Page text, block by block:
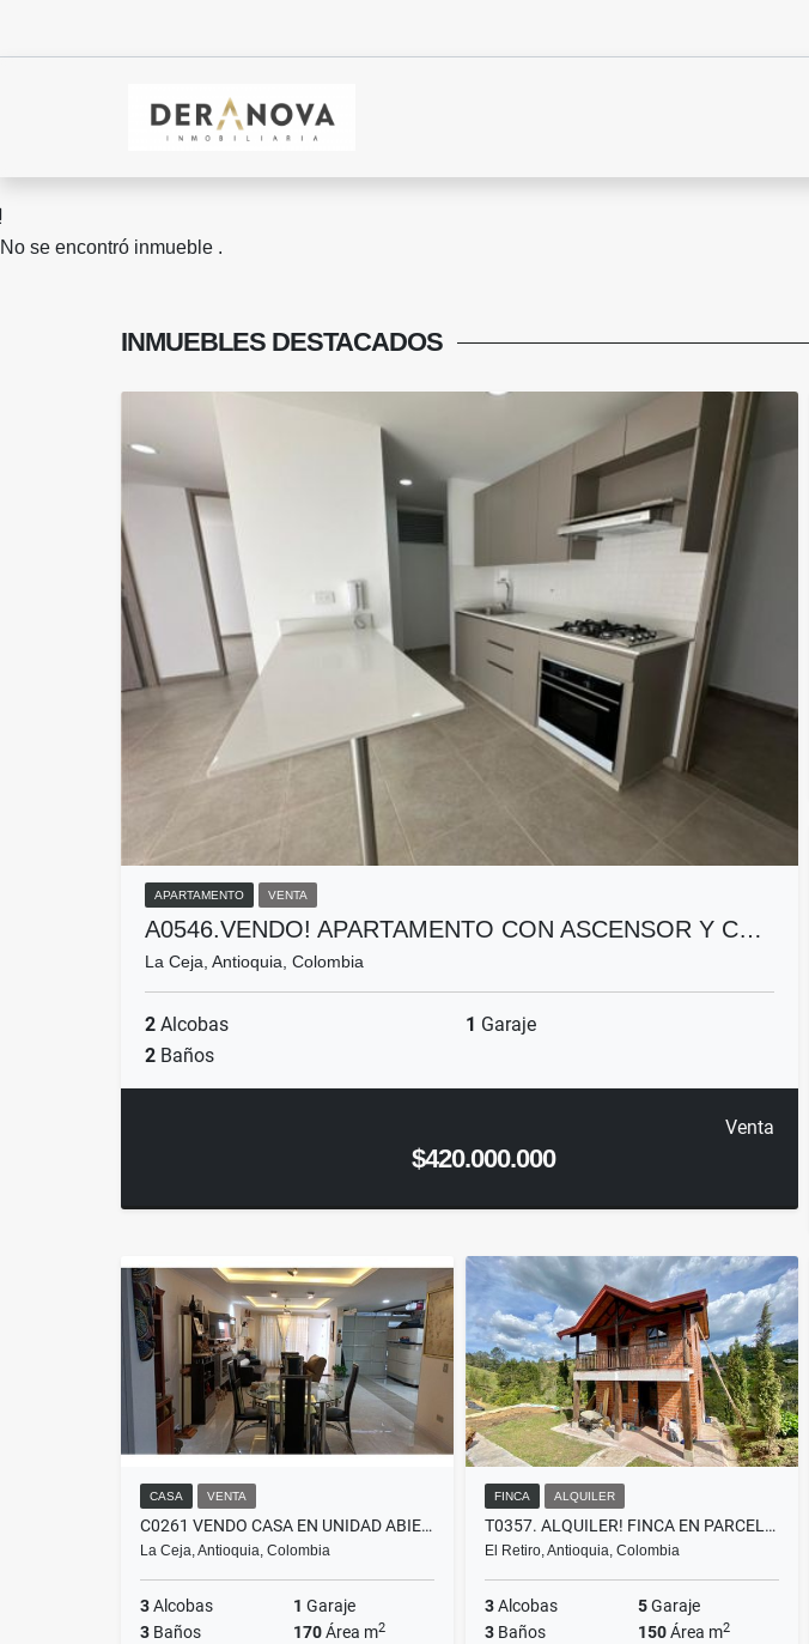
No se encontró inmueble .
INMUEBLES DESTACADOS
APARTAMENTO VENTA
A0546.VENDO! APARTAMENTO CON ASCENSOR Y C…
La Ceja, Antioquia, Colombia
2 Alcobas 1 Garaje
2 Baños
Venta
$420.000.000
CASA VENTA
C0261 VENDO CASA EN UNIDAD ABIERTA, BUENOS ACABADOS Y ASCENSOR LA CEJA
La Ceja, Antioquia, Colombia
3Alcobas 1 Garaje
3 Baños 170Área m2
FINCA ALQUILER
T0357. ALQUILER! FINCA EN PARCELACIÓN A 5 MTOS DE EL RETIRO
El Retiro, Antioquia, Colombia
3Alcobas 5Garaje
3 Baños 150Área m2